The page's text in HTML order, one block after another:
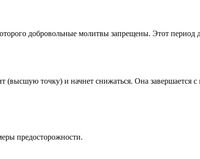
добровольные молитвы запрещены. Этот период
(высшую точку) и начнет снижаться. Она завершается
предосторожности.